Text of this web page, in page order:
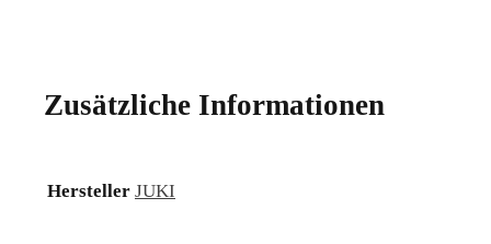
Zusätzliche Informationen
Hersteller JUKI